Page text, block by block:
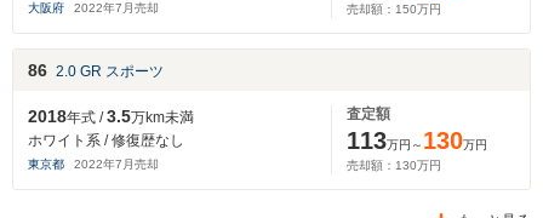
大阪府 2022年7 月売却
売却額： 150万円
86 2.0 GR スポーツ
2018年式 /3.5万km未満
ホワイト系 / 修復歴なし
東京都 2022年7 月売却
査定額
113万円～ 130万円
売却額： 130万円